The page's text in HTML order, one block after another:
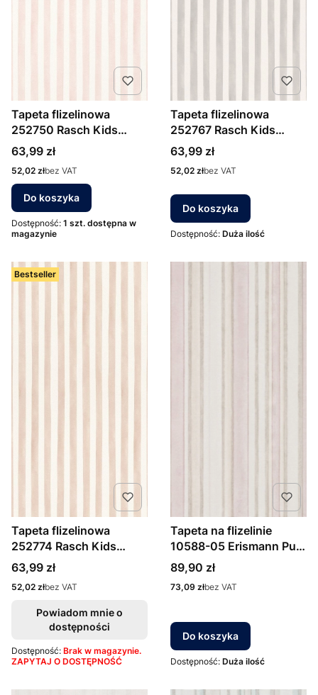
Tapeta flizelinowa
252750 Rasch Kids
World II paski, paseczki,
różowe
Cena
63,99 zł
Cena
52,02 złbez VAT
Do koszyka
Dostępność: 1 szt. dostępna w
magazynie
Tapeta flizelinowa
252767 Rasch Kids
World II paski biało szare
Cena
63,99 zł
Cena
52,02 złbez VAT
Do koszyka
Dostępność: Duża ilość
Bestseller
Tapeta flizelinowa
252774 Rasch Kids
World II paski, paseczki,
beżowe
Cena
63,99 zł
Cena
52,02 złbez VAT
Powiadom mnie o
dostępności
Dostępność: Brak w magazynie.
ZAPYTAJ O DOSTĘPNOŚĆ
Tapeta na flizelinie
10588-05 Erismann Pure
Harmony pasy
Cena
89,90 zł
Cena
73,09 złbez VAT
Do koszyka
Dostępność: Duża ilość